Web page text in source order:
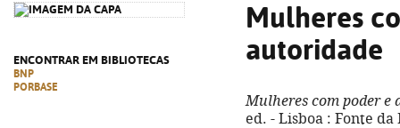
ENCONTRAR EM BIBLIOTECAS
BNP
PORBASE
Mulheres
autoridade
Mulheres com poder e
ed. - Lisboa : Fonte da